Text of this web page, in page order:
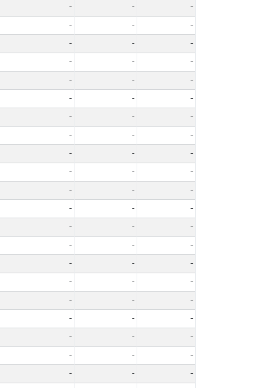
- -
-
- -
-
- -
-
- -
-
- -
-
- -
-
- -
-
- -
-
- -
-
- -
-
- -
-
- -
-
- -
-
- -
-
- -
-
- -
-
- -
-
- -
-
- -
-
- -
-
- -
-